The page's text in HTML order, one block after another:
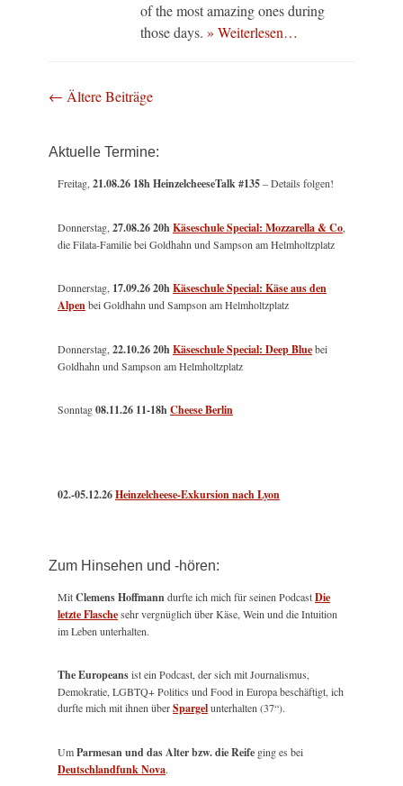
of the most amazing ones during
those days. » Weiterlesen…
Beitragsnavigation
← Ältere Beiträge
Aktuelle Termine:
Freitag, 21.08.26 18h HeinzelcheeseTalk #135– Details folgen!
Donnerstag, 27.08.26 20hKäseschule Special: Mozzarella & Co
die Filata-Familie bei Goldhahn und Sampson am Helmholtzplatz
Donnerstag, 17.09.26 20hKäseschule Special: Käse aus den
Alpenbei Goldhahn und Sampson am Helmholtzplatz
Donnerstag, 22.10.26 20hKäseschule Special: Deep Bluebei
Goldhahn und Sampson am Helmholtzplatz
Sonntag08.11.26 11-18hCheese Berlin
02.-05.12.26Heinzelcheese-Exkursion nach Lyon
Zum Hinsehen und -hören:
MitClemens Hoffmanndurfte ich mich für seinen PodcastDie
letzte Flaschesehr vergnüglich über Käse, Wein und die Intuition
im Leben unterhalten.
The Europeansist ein Podcast, der sich mit Journalismus,
Demokratie, LGBTQ+ Politics und Food in Europa beschäftigt, ich
durfte mich mit ihnen überSpargelunterhalten (37“).
UmParmesan und das Alter bzw. die Reife ging es bei
Deutschlandfunk Nova.